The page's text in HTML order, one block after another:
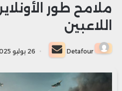
ملامح طور
اللاعبين
Detafour
أرسل
بريدا
إلكترونيا
26 يوليو 2025